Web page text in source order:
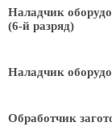
Наладчик
(6-й разряд)
Наладчик
Обработчик